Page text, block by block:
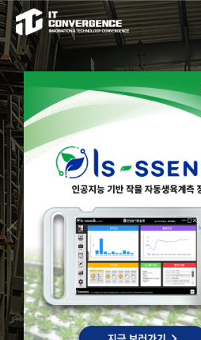
최적의 자원
통합 생산관리
만나보십